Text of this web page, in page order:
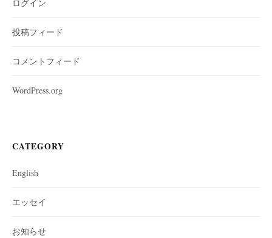
ログイン
投稿フィード
コメントフィード
WordPress.org
CATEGORY
English
エッセイ
お知らせ